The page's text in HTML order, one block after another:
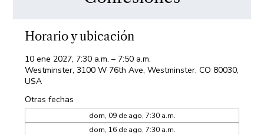
Horario y ubicación
10 ene 2027, 7:30 a.m. – 7:50 a.m.
Westminster, 3100 W 76th Ave, Westminster, CO 80030,
USA
Otras fechas
dom, 09 de ago, 7:30 a.m.
dom, 16 de ago, 7:30 a.m.